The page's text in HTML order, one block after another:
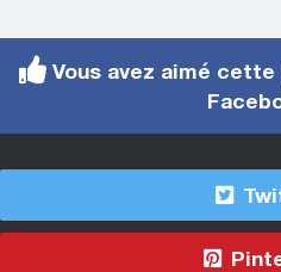
Vous avez aimé